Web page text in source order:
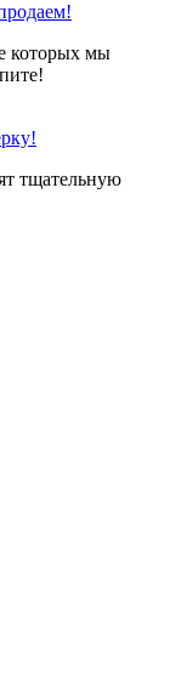
которых мы
тщательную